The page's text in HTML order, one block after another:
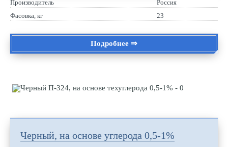
Производитель
Россия
Фасовка, кг
23
Подробнее ⇒
Черный, на основе углерода 0,5-1%